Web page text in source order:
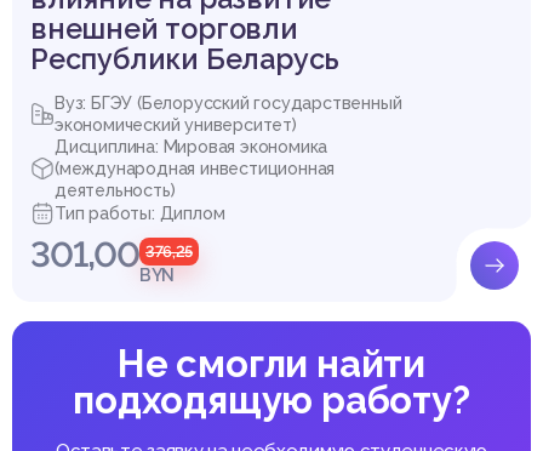
внешней торговли
Республики Беларусь
Вуз: БГЭУ (Белорусский государственный
экономический университет)
Дисциплина: Мировая экономика
(международная инвестиционная
деятельность)
Тип работы: Диплом
301,00 376,25
BYN
Не смогли найти
подходящую работу?